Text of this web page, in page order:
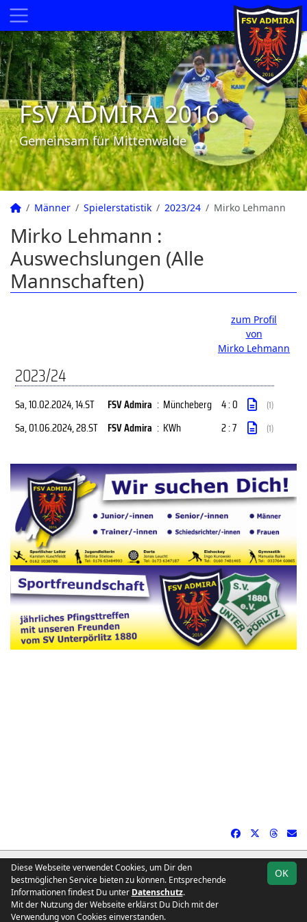
FSV ADMIRA 2016
Gemeinsam für Mittenwalde
Männer Spielerstatistik 2023/24 Mirko Lehmann
Mirko Lehmann :
Auswechslungen (Alle
Mannschaften)
zum Profil
von
Mirko Lehmann
2023/24
Sa, 10.02.2024, 14.ST FSV Admira : Müncheberg 4 : 0 (1)
Sa, 01.06.2024, 28.ST FSV Admira : KWh 2 : 7 (1)
soccero.de
© 2006 - 2026
Kontakt Impressum Downloads Geburtstage
Besucherstatistik
OK
Diese Webseite verwendet Cookies, um Dir den
bestmöglichen Service bieten zu können. Entsprechende
Informationen findest Du unter Datenschutz.
Mit der Nutzung der Webseite erklärst Du Dich mit der
Verwendung von Cookies einverstanden.